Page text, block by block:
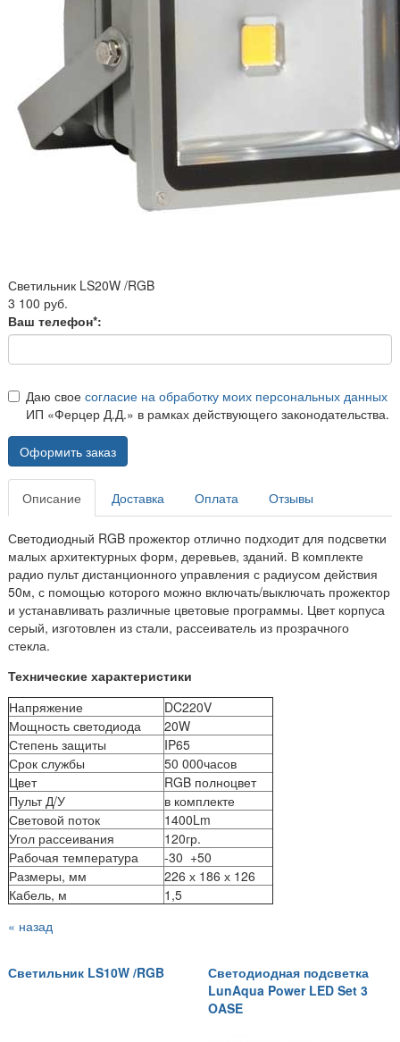
Светильник LS20W /RGB
3 100 руб.
Ваш телефон*:
Даю свое согласие на обработку моих персональных данных
ИП «Ферцер Д.Д.» в рамках действующего законодательства.
Оформить заказ
Описание Доставка Оплата Отзывы
Светодиодный RGB прожектор отлично подходит для подсветки
малых архитектурных форм, деревьев, зданий. В комплекте
радио пульт дистанционного управления с радиусом действия
50м, с помощью которого можно включать/выключать прожектор
и устанавливать различные цветовые программы. Цвет корпуса
серый, изготовлен из стали, рассеиватель из прозрачного
стекла.
Технические характеристики
Напряжение
DC220V
Мощность светодиода
20W
Степень защиты
IP65
Срок службы
50 000часов
Цвет
RGB полноцвет
Пульт Д/У
в комплекте
Световой поток
1400Lm
Угол рассеивания
120гр.
Рабочая температура
-30 +50
Размеры, мм
226 х 186 х 126
Кабель, м
1,5
« назад
Светильник LS10W /RGB
Светодиодная подсветка
LunAqua Power LED Set 3
OASE